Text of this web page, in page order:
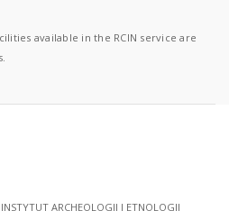
available in the RCIN service are
INSTYTUT ARCHEOLOGII I ETNOLOGII